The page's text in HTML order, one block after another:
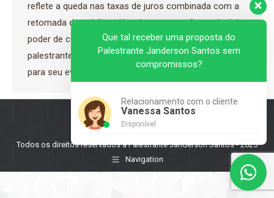
reflete a queda nas taxas de juros combinada com a
retomada do crédito, além da recuperação gradual do
poder de compra pela baixa inflação. Quer levar o
palestrante de vendas e motivação Janderson Santos
para seu evento? Entre em contato agora mesmo
Todos os direitos reservados a Palestrante Janderson Santos - 2025
Navigation
Que tal receber uma proposta do
Palestrante Janderson Santos sem
compromissos?
Relacionamento com o cliente
Vanessa Santos
Disponível